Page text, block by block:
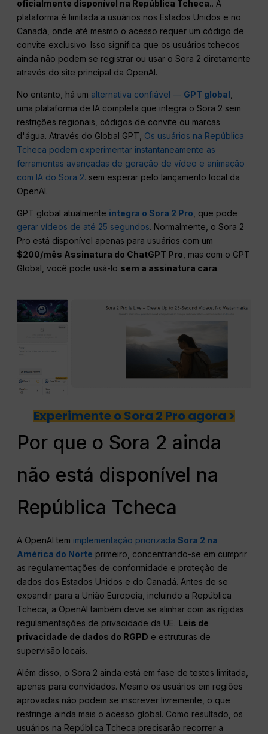
oficialmente disponível na República Tcheca.. A
plataforma é limitada a usuários nos Estados Unidos e no
Canadá, onde até mesmo o acesso requer um código de
convite exclusivo. Isso significa que os usuários tchecos
ainda não podem se registrar ou usar o Sora 2 diretamente
através do site principal da OpenAI.
No entanto, há um alternativa confiável — GPT global
uma plataforma de IA completa que integra o Sora 2 sem
restrições regionais, códigos de convite ou marcas
d'água. Através do Global GPT, Os usuários na República
Tcheca podem experimentar instantaneamente as
ferramentas avançadas de geração de vídeo e animação
com IA do Sora 2. sem esperar pelo lançamento local da
OpenAI.
GPT global atualmente integra o Sora 2 Pro, que pode
gerar vídeos de até 25 segundos. Normalmente, o Sora 2
Pro está disponível apenas para usuários com um
$200/mês Assinatura do ChatGPT Pro, mas com o GPT
Global, você pode usá-lo sem a assinatura cara.
Experimente o Sora 2 Pro agora >
Por que o Sora 2 ainda
não está disponível na
República Tcheca
A OpenAI tem implementação priorizadaSora 2 na
América do Norte primeiro, concentrando-se em cumprir
as regulamentações de conformidade e proteção de
dados dos Estados Unidos e do Canadá. Antes de se
expandir para a União Europeia, incluindo a República
Tcheca, a OpenAI também deve se alinhar com as rígidas
regulamentações de privacidade da UE. Leis de
privacidade de dados do RGPD e estruturas de
supervisão locais.
Além disso, o Sora 2 ainda está em fase de testes limitada,
apenas para convidados. Mesmo os usuários em regiões
aprovadas não podem se inscrever livremente, o que
restringe ainda mais o acesso global. Como resultado, os
usuários na República Tcheca precisarão recorrer a